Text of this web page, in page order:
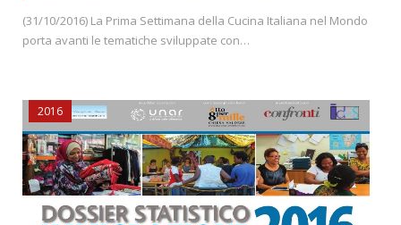
(31/10/2016) La Prima Settimana della Cucina Italiana nel Mondo
porta avanti le tematiche sviluppate con…
2016